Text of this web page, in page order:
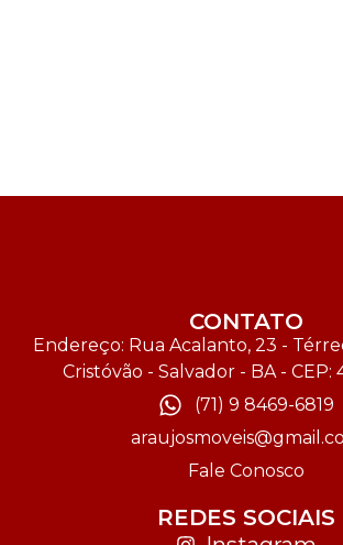
CONTATO
Endereço: Rua Acalanto, 23 -
Cristóvão - Salvador - BA - CEP:
(71) 9 8469-6819
Fale Conosco
REDES SOCIAIS